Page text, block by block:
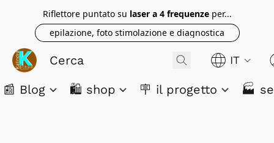
Riflettore puntato su laser a 4 frequenzeper...
epilazione, foto stimolazione e diagnostica
IT
📰 Blog 🛍️ shop 🪧 il progetto 🏭